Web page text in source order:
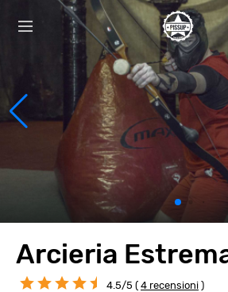
Arcieria
4.5/5 ( 4 recensioni )